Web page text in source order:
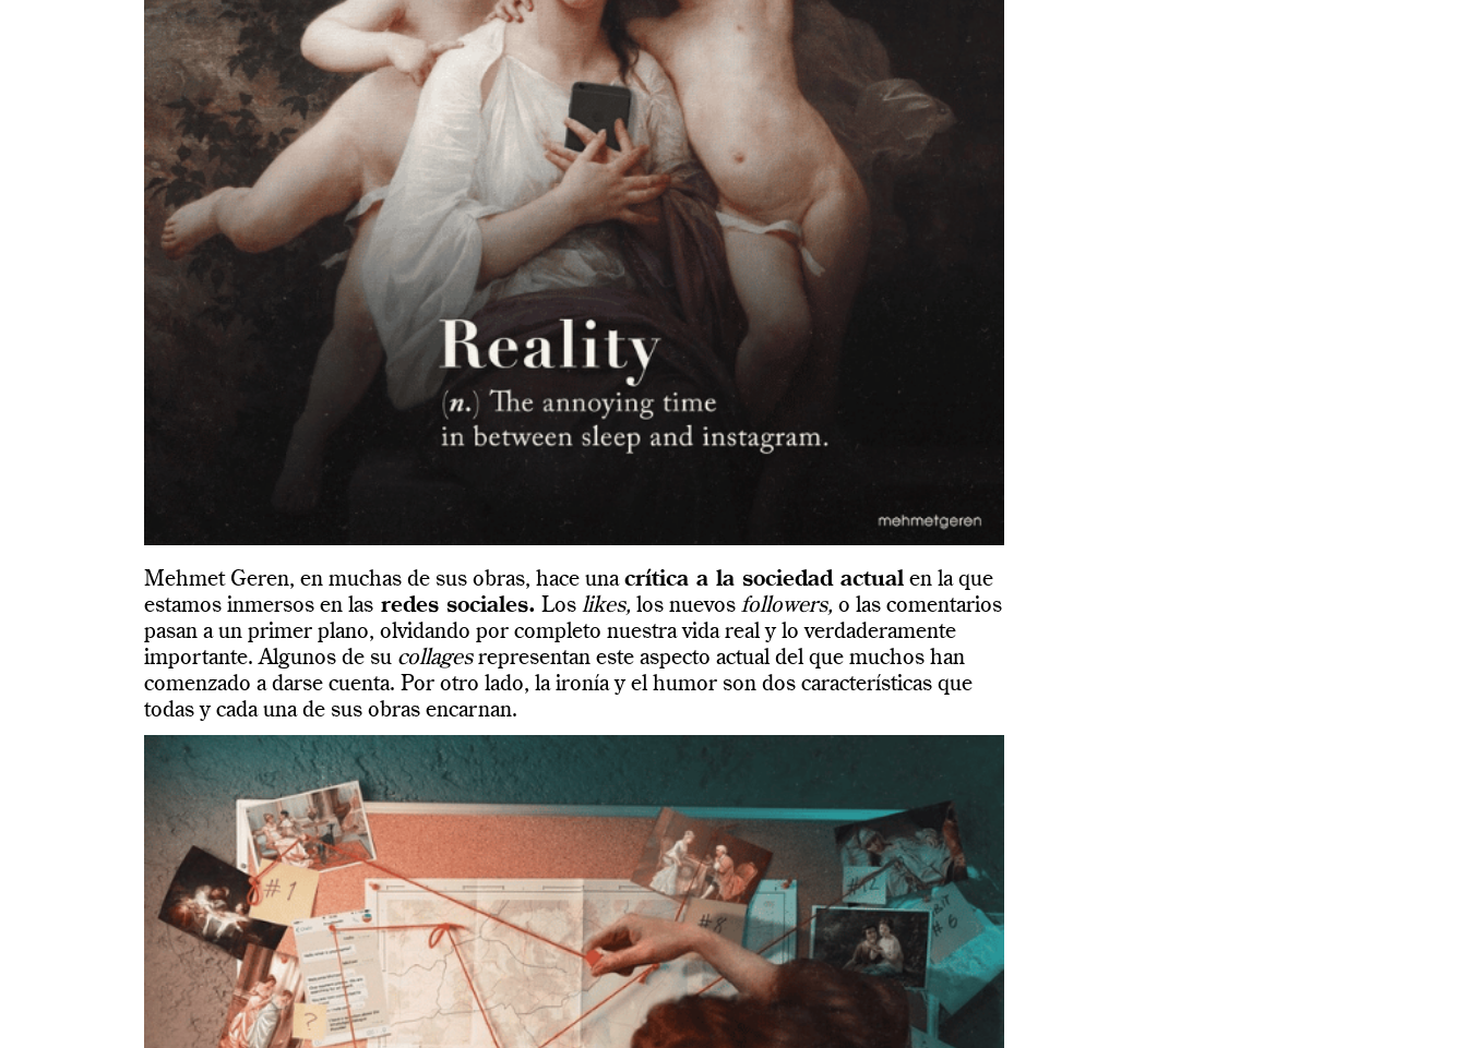
Mehmet Geren, en muchas de sus obras, hace una crítica a la sociedad actual en la que
estamos inmersos en las redes sociales. Los likes, los nuevos followers, o las comentarios
pasan a un primer plano, olvidando por completo nuestra vida real y lo verdaderamente
importante. Algunos de su collagesrepresentan este aspecto actual del que muchos han
comenzado a darse cuenta. Por otro lado, la ironía y el humor son dos características que
todas y cada una de sus obras encarnan.